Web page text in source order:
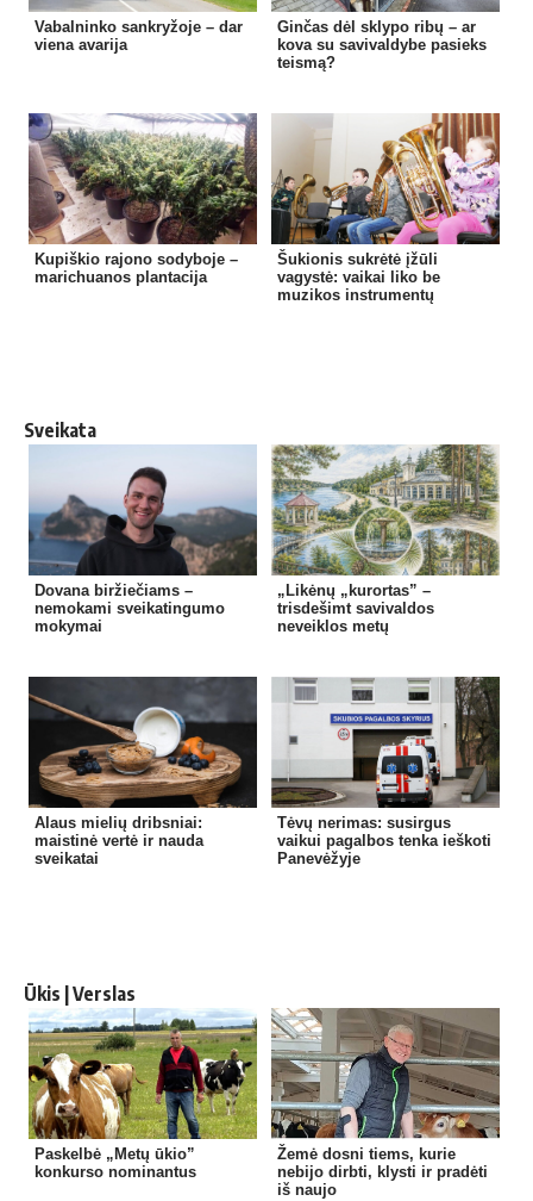
Vabalninko sankryžoje – dar
viena avarija
Ginčas dėl sklypo ribų – ar
kova su savivaldybe pasieks
teismą?
Kupiškio rajono sodyboje –
marichuanos plantacija
Šukionis sukrėtė įžūli
vagystė: vaikai liko be
muzikos instrumentų
Sveikata
Dovana biržiečiams –
nemokami sveikatingumo
mokymai
„Likėnų „kurortas” –
trisdešimt savivaldos
neveiklos metų
Alaus mielių dribsniai:
maistinė vertė ir nauda
sveikatai
Tėvų nerimas: susirgus
vaikui pagalbos tenka ieškoti
Panevėžyje
Ūkis | Verslas
Paskelbė „Metų ūkio”
konkurso nominantus
Žemė dosni tiems, kurie
nebijo dirbti, klysti ir pradėti
iš naujo